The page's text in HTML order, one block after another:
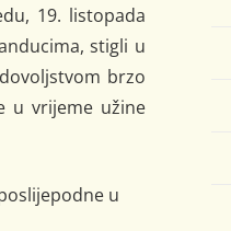
19. listopada
stigli u
brzo
u vrijeme užine
u